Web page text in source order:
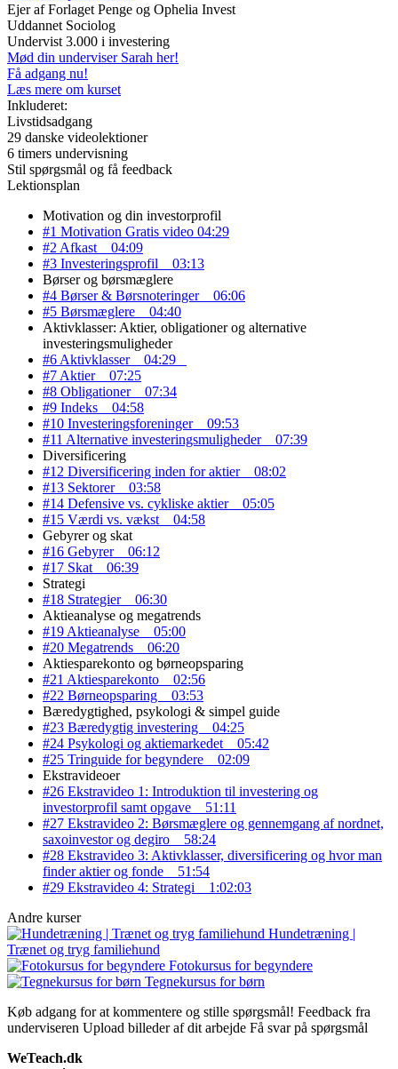
Ejer af Forlaget Penge og Ophelia Invest
Uddannet Sociolog
Undervist 3.000 i investering
Mød din underviser Sarah her!
Få adgang nu!
Læs mere om kurset
Inkluderet:
Livstidsadgang
29 danske videolektioner
6 timers undervisning
Stil spørgsmål og få feedback
Lektionsplan
Motivation og din investorprofil
#1 Motivation Gratis video 04:29
#2 Afkast
04:09
#3 Investeringsprofil
03:13
Børser og børsmæglere
#4 Børser & Børsnoteringer
06:06
#5 Børsmæglere
04:40
Aktivklasser: Aktier, obligationer og alternative
investeringsmuligheder
#6 Aktivklasser
04:29
#7 Aktier
07:25
#8 Obligationer
07:34
#9 Indeks
04:58
#10 Investeringsforeninger
09:53
#11 Alternative investeringsmuligheder
07:39
Diversificering
#12 Diversificering inden for aktier
08:02
#13 Sektorer
03:58
#14 Defensive vs. cykliske aktier
05:05
#15 Værdi vs. vækst
04:58
Gebyrer og skat
#16 Gebyrer
06:12
#17 Skat
06:39
Strategi
#18 Strategier
06:30
Aktieanalyse og megatrends
#19 Aktieanalyse
05:00
#20 Megatrends
06:20
Aktiesparekonto og børneopsparing
#21 Aktiesparekonto
02:56
#22 Børneopsparing
03:53
Bæredygtighed, psykologi & simpel guide
#23 Bæredygtig investering
04:25
#24 Psykologi og aktiemarkedet
05:42
#25 Tringuide for begyndere
02:09
Ekstravideoer
#26 Ekstravideo 1: Introduktion til investering og
investorprofil samt opgave
51:11
#27 Ekstravideo 2: Børsmæglere og gennemgang af nordnet,
saxoinvestor og degiro
58:24
#28 Ekstravideo 3: Aktivklasser, diversificering og hvor man
finder aktier og fonde
51:54
#29 Ekstravideo 4: Strategi
1:02:03
Andre kurser
Hundetræning |
Trænet og tryg familiehund
Fotokursus for begyndere
Tegnekursus for børn
Køb adgang for at kommentere og stille spørgsmål! Feedback fra
underviseren Upload billeder af dit arbejde Få svar på spørgsmål
WeTeach.dk